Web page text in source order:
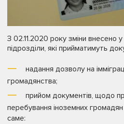
З 02.11.2020 року зміни внесено у
підрозділи, які прийматимуть
надання дозволу на
громадянства;
прийом документів, щодо
перебування іноземних громадян
саме: